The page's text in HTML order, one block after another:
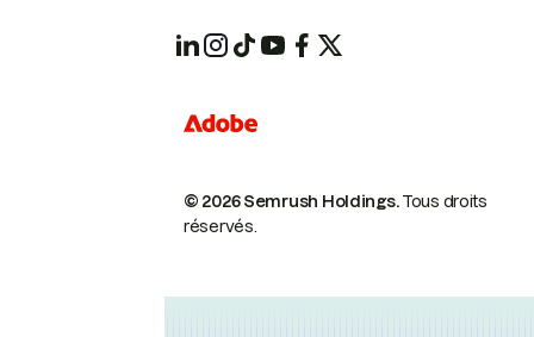
© 2026 Semrush Holdings.Tous droits
réservés.